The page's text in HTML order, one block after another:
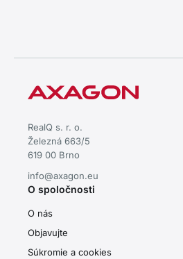
RealQ s. r. o.
Železná 663/5
619 00 Brno
info@axagon.eu
O spoločnosti
O nás
Objavujte
Súkromie a cookies